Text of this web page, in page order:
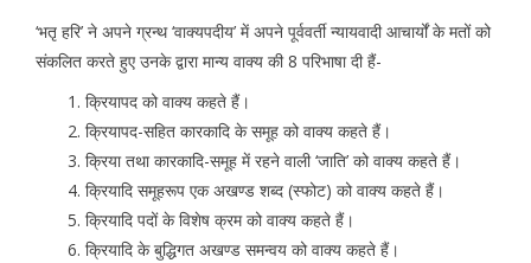
‘भतृ हरि’ ने अपने ग्रन्थ ‘वाक्यपदीय’ में अपने पूर्ववर्ती न्यायवादी आचार्यों के मतों को
संकलित करते हुए उनके द्वारा मान्य वाक्य की 8 परिभाषा दी हैं-
क्रियापद को वाक्य कहते हैं।
क्रियापद-सहित कारकादि के समूह को वाक्य कहते हैं।
क्रिया तथा कारकादि-समूह में रहने वाली ‘जाति’ को वाक्य कहते हैं।
क्रियादि समूहरूप एक अखण्ड शब्द (स्फोट) को वाक्य कहते हैं।
क्रियादि पदों के विशेष क्रम को वाक्य कहते हैं।
क्रियादि के बुद्धिगत अखण्ड समन्वय को वाक्य कहते हैं।